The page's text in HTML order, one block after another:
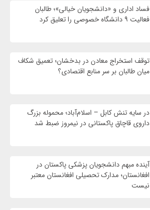
فساد اداری و «دانشجویان خیالی»؛ طالبان
فعالیت ۹ دانشگاه خصوصی را تعلیق کرد
توقف استخراج معادن در بدخشان؛ تعمیق شکاف
میان طالبان بر سر منابع اقتصادی؟
در سایه تنش کابل – اسلام‌آباد؛ محموله بزرگ
داروی قاچاق پاکستانی در نیمروز ضبط شد
آینده مبهم دانشجویان پزشکی پاکستان در
افغانستان؛ مدارک تحصیلی افغانستان معتبر
نیست